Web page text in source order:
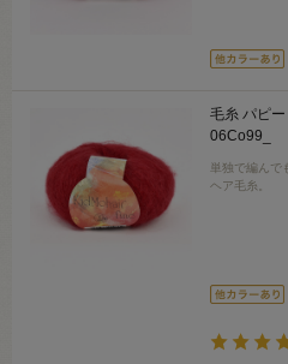
毛糸 パピ
06Co99_
単独で編んで
ヘア毛糸。